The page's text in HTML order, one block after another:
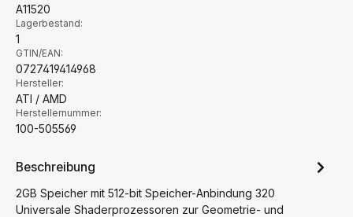
A11520
Lagerbestand:
1
GTIN/EAN:
0727419414968
Hersteller:
ATI / AMD
Herstellernummer:
100-505569
Beschreibung
2GB Speicher mit 512-bit Speicher-Anbindung 320
Universale Shaderprozessoren zur Geometrie- und